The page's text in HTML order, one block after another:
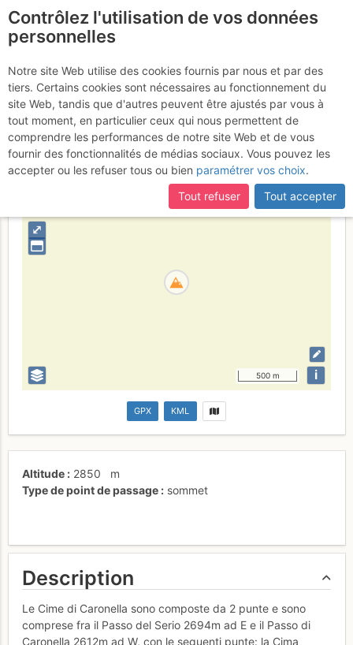
Cima occidentale di
Caronella
Italia Orobie Provincia di Bergamo
⤢
500 m i
GPX KML
Altitude 2850
m
Type de point de passage
sommet
Description
Le Cime di Caronella sono composte da 2 punte e sono
comprese fra il Passo del Serio 2694m ad E e il Passo di
Caronella 2612m ad W, con le seguenti punte: la Cima
Contrôlez l'utilisation de vos données
personnelles
Notre site Web utilise des cookies fournis par nous et par des
tiers. Certains cookies sont nécessaires au fonctionnement du
site Web, tandis que d'autres peuvent être ajustés par vous à
tout moment, en particulier ceux qui nous permettent de
comprendre les performances de notre site Web et de vous
fournir des fonctionnalités de médias sociaux. Vous pouvez les
accepter ou les refuser tous ou bien paramétrer vos choix.
Tout refuser
Tout accepter